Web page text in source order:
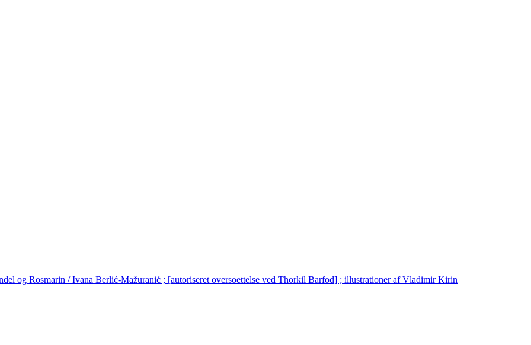
og Rosmarin / Ivana Berlić-Mažuranić ; [autoriseret oversoettelse ved Thorkil Barfod] ; illustrationer af Vladimir Kirin